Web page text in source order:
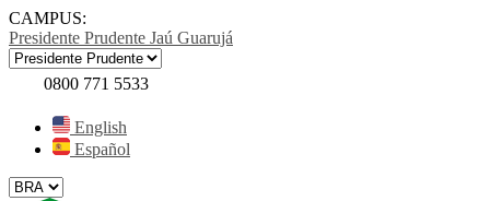
CAMPUS:
Presidente Prudente Jaú Guarujá
0800 771 5533
English
Español